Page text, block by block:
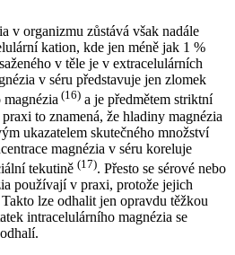
v organizmu zůstává však nadále
kation, kde jen méně jak 1 %
v těle je v extracelulárních
v séru představuje jen zlomek
(16) a je předmětem striktní
to znamená, že hladiny magnézia
ukazatelem skutečného množství
magnézia v séru koreluje
tekutině (17). Přesto se sérové nebo
používají v praxi, protože jejich
lze odhalit jen opravdu těžkou
intracelulárního magnézia se